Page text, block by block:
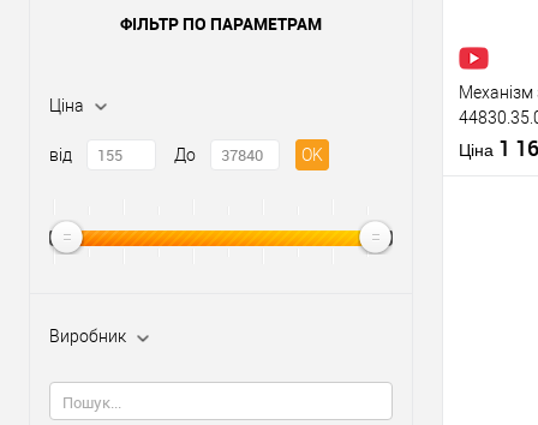
ФІЛЬТР ПО ПАРАМЕТРАМ
Ціна
від До OK
Виробник
Виробник
Тип товару
Матеріал
Країна
Механізм
22 мм)
Ціна 1
У